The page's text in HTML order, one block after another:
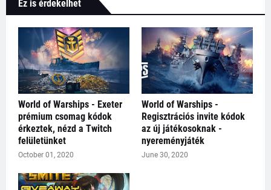
Ez is érdekelhet
World of Warships - Exeter
prémium csomag kódok
érkeztek, nézd a Twitch
felületünket
October 01, 2020
World of Warships -
Regisztrációs invite kódok
az új játékosoknak -
nyereményjáték
June 30, 2020